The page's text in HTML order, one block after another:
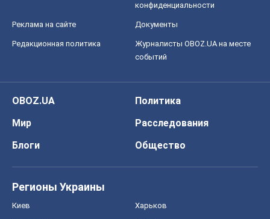
конфиденциальности
Реклама на сайте Документы
Редакционная политика
Журналисты OBOZ.UA на месте
событий
OBOZ.UA
Политика
Мир
Расследования
Блоги
Общество
Регионы Украины
Киев Харьков